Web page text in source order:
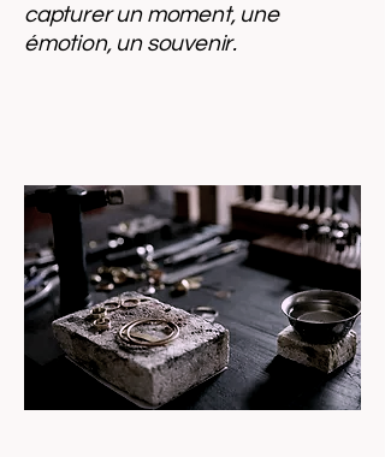
capturer un moment, une
émotion, un souvenir.